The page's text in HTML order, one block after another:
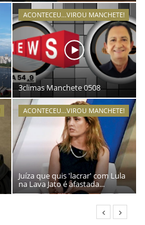
ACONTECEU...VIROU MANCHETE!
3climas Manchete 0508
ACONTECEU...VIROU MANCHETE!
Juíza que quis 'lacrar' com Lula
na Lava Jato é afastada...